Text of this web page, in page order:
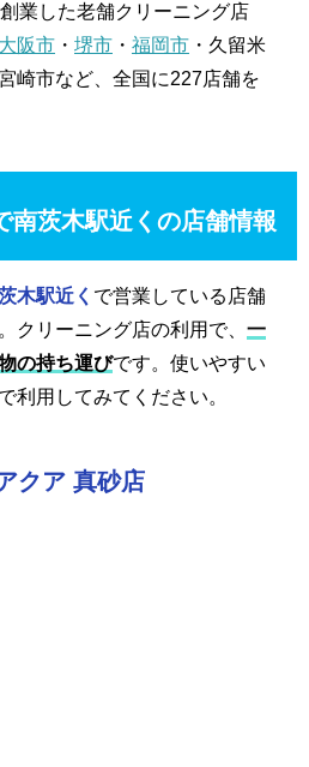
業した老舗クリーニング店
大阪市 ・ 堺市 ・ 福岡市 ・久留米
宮崎市など、全国に227店舗を
南茨木駅近くの店舗情報
木駅近く で営業している店舗
クリーニング店の利用で、 一
の持ち運びです。使いやすい
利用してみてください。
クア 真砂店